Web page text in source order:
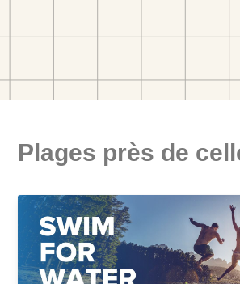
Plages près de